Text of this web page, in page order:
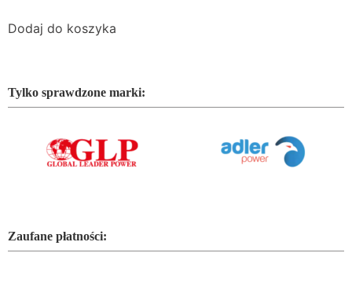
Dodaj do koszyka
Tylko sprawdzone marki:
Zaufane płatności: